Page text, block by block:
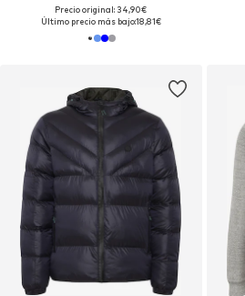
Precio original: 34,90€
Último precio más bajo:18,81€